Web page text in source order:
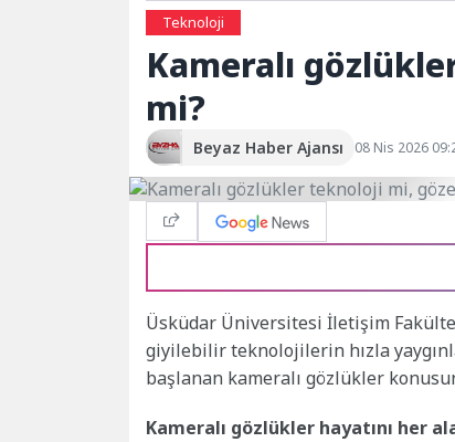
Teknoloji
Kameralı
mi?
Beyaz Haber Ajansı 08 Nis 2026
Üsküdar Üniversitesi İletişim
giyilebilir teknolojilerin hızla
başlanan kameralı gözlükler
Kameralı gözlükler hayatını her